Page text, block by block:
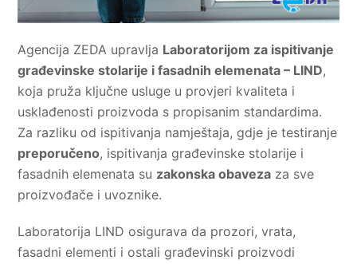
Agencija ZEDA upravlja Laboratorijom za ispitivanje
građevinske stolarije i fasadnih elemenata – LIND,
koja pruža ključne usluge u provjeri kvaliteta i
usklađenosti proizvoda s propisanim standardima.
Za razliku od ispitivanja namještaja, gdje je testiranje
preporučeno, ispitivanja građevinske stolarije i
fasadnih elemenata su zakonska obaveza za sve
proizvođače i uvoznike.
Laboratorija LIND osigurava da prozori, vrata,
fasadni elementi i ostali građevinski proizvodi